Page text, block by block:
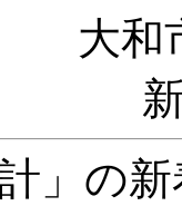
大和
」の